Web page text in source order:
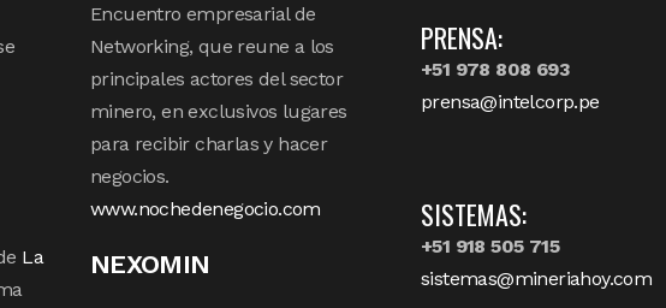
La
Encuentro empresarial de
Networking, que reune a los
principales actores del sector
minero, en exclusivos lugares
para recibir charlas y hacer
negocios.
www.nochedenegocio.com
NEXOMIN
PRENSA:
+51 978 808 693
prensa@intelcorp.pe
SISTEMAS:
+51 918 505 715
sistemas@mineriahoy.com